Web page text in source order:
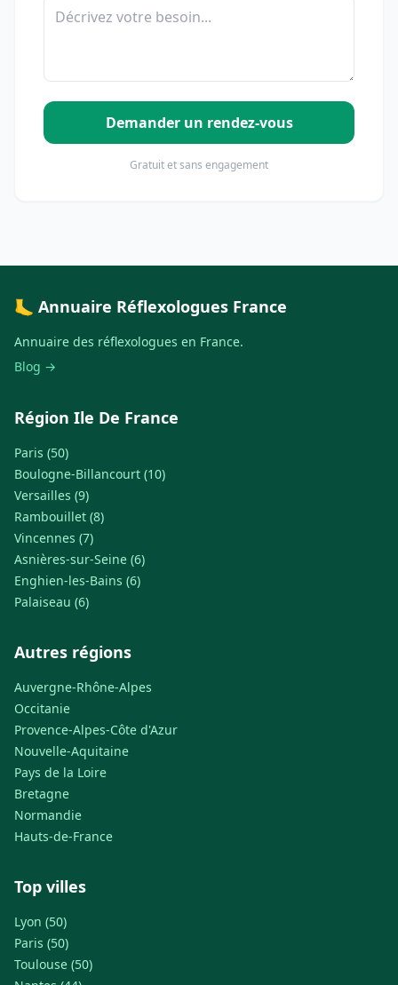
Demander un rendez-vous
Gratuit et sans engagement
🦶 Annuaire Réflexologues France
Annuaire des réflexologues en France.
Blog →
Région Ile De France
Paris (50)
Boulogne-Billancourt (10)
Versailles (9)
Rambouillet (8)
Vincennes (7)
Asnières-sur-Seine (6)
Enghien-les-Bains (6)
Palaiseau (6)
Autres régions
Auvergne-Rhône-Alpes
Occitanie
Provence-Alpes-Côte d'Azur
Nouvelle-Aquitaine
Pays de la Loire
Bretagne
Normandie
Hauts-de-France
Top villes
Lyon (50)
Paris (50)
Toulouse (50)